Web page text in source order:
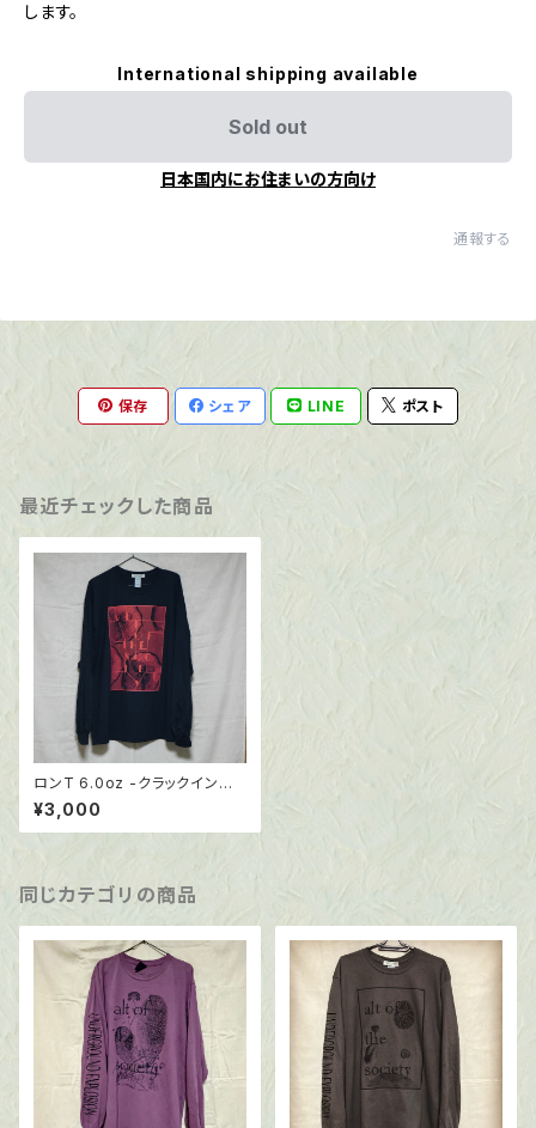
します。
International shipping available
Sold out
日本国内にお住まいの方向け
通報する
保存 シェア LINE ポスト
最近チェックした商品
ロンT 6.0oz -クラックインク
仕様
¥3,000
同じカテゴリの商品